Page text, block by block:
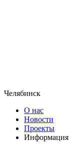
Челябинск
О нас
Новости
Проекты
Информация